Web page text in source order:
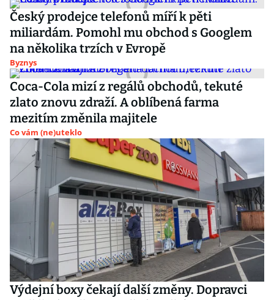
Český prodejce telefonů míří k pěti
miliardám. Pomohl mu obchod s Googlem
na několika trzích v Evropě
Byznys
Coca-Cola mizí z regálů obchodů, tekuté
zlato znovu zdraží. A oblíbená farma
mezitím změnila majitele
Co vám (ne)uteklo
Výdejní boxy čekají další změny. Dopravci